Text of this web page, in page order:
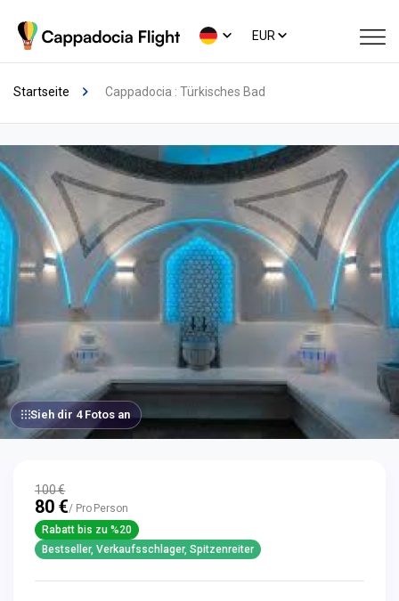
EUR
Startseite Cappadocia : Türkisches Bad
Sieh dir 4 Fotos an
100 €
80 €/ Pro Person
Rabatt bis zu %20
Bestseller, Verkaufsschlager, Spitzenreiter